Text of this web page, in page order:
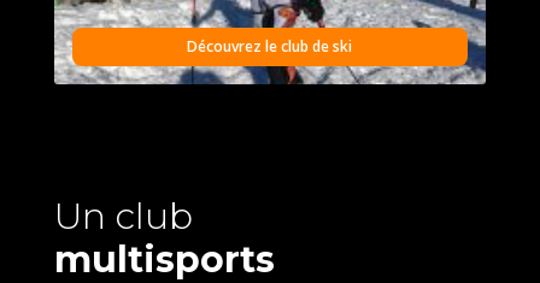
Découvrez le club de ski
Un club
multisports